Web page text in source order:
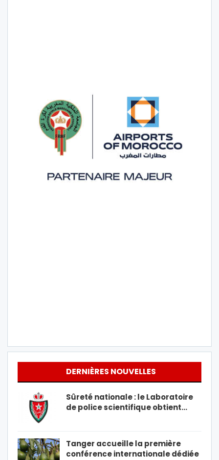
DERNIÈRES NOUVELLES
Sûreté nationale : le Laboratoire
de police scientifique obtient…
Tanger accueille la première
conférence internationale dédiée